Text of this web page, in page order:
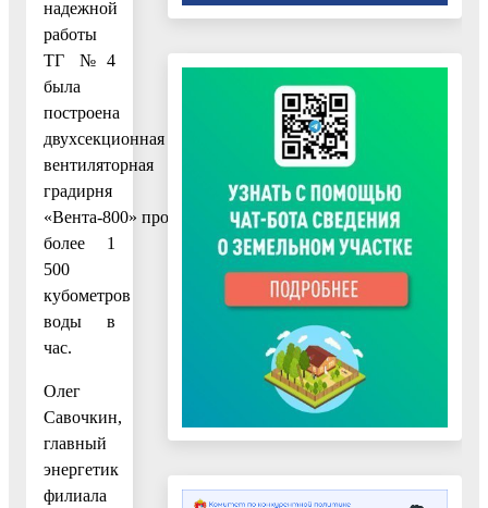
надежной
работы
ТГ №4
была
построена
двухсекционная
вентиляторная
градирня
«Вента-800» производительностью
более 1
500
кубометров
воды в
час.
Олег
Савочкин,
главный
энергетик
филиала